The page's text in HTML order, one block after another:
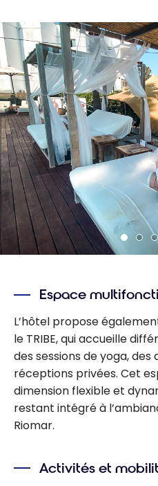
Espace
L’hôtel propose
le TRIBE, qui accueille
des sessions de yoga,
réceptions privées. Cet
dimension flexible et
restant intégré à
Riomar.
Activités et